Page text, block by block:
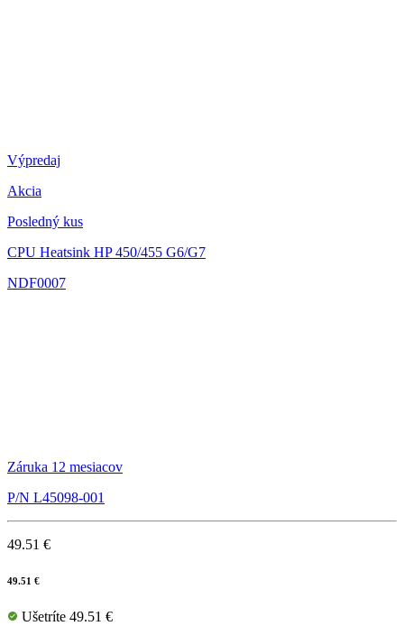
Výpredaj
Akcia
Posledný kus
CPU Heatsink HP 450/455 G6/G7
NDF0007
Záruka 12 mesiacov
P/N L45098-001
49.51 €
49.51 €
Ušetríte 49.51 €